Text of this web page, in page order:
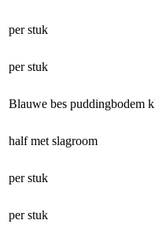
per stuk
per stuk
Blauwe bes puddingbodem
half met slagroom
per stuk
per stuk